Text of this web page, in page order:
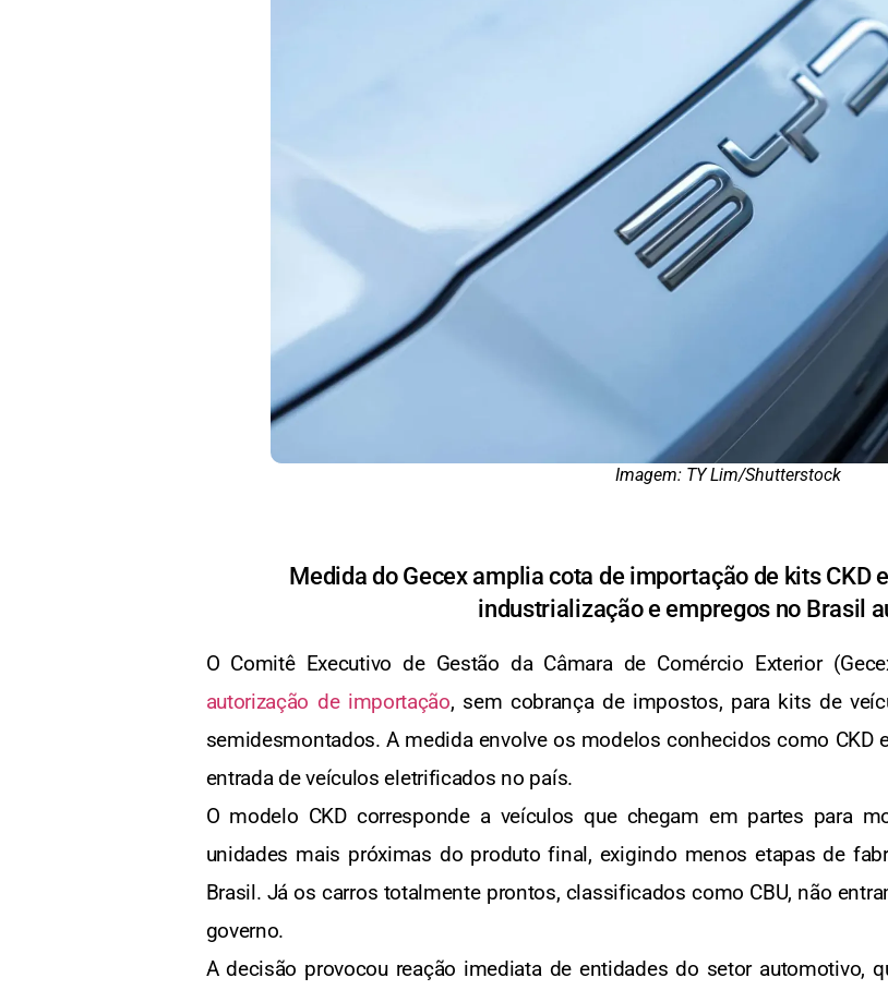
Imagem: TY Lim/Shutterstock
Medida do Gecex amplia cota de importação de kits CKD
industrialização e empregos no Brasil
O Comitê Executivo de Gestão da Câmara de Comércio Exterior
autorização de importação, sem cobrança de impostos, para kits de
semidesmontados. A medida envolve os modelos conhecidos como CKD
entrada de veículos eletrificados no país.
O modelo CKD corresponde a veículos que chegam em partes para
unidades mais próximas do produto final, exigindo menos etapas de
Brasil. Já os carros totalmente prontos, classificados como CBU, não
governo.
A decisão provocou reação imediata de entidades do setor automotivo,